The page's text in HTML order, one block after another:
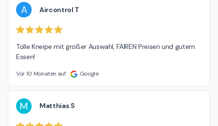
A Aircontrol T
Tolle Kneipe mit großer Auswahl, FAIREN Preisen und gutem
Essen!
Vor 10 Monaten auf Google
M Matthias S